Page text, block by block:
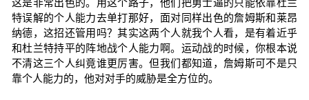
这是非常出色的。用这个路子，他们把勇士逼的只能依靠杜兰
特误解的个人能力去单打那好，面对同样出色的詹姆斯和莱昂
纳德，这招还管用吗？其实这两个人就我个人看，是有着近乎
和杜兰特持平的阵地战个人能力啊。运动战的时候，你根本说
不清这三个人纠竟谁更厉害。但我们都知道，詹姆斯可不是只
靠个人能力的，他对对手的威胁是全方位的。